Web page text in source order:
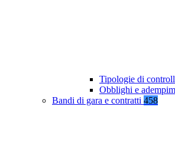
Tipologie di
Obblighi e
Bandi di gara e contratti 458